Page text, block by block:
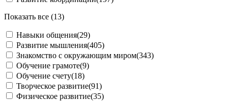
Показать все (13)
Навыки общения(29)
Развитие мышления(405)
Знакомство с окружающим миром(343)
Обучение грамоте(9)
Обучение счету(18)
Творческое развитие(91)
Физическое развитие(35)